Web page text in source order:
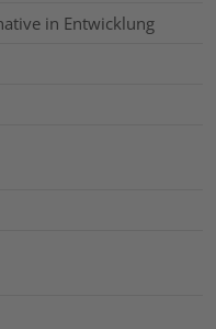
in Entwicklung